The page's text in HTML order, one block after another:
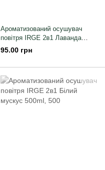
Ароматизований осушувач
повітря IRGE 2в1 Лаванда
500ml
95.00 грн